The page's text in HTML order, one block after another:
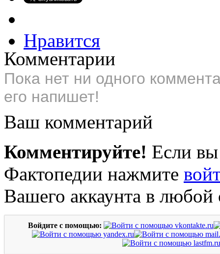
Нравится
Комментарии
Пока нет ни одного
его напишет!
Ваш комментарий
Комментируйте! Если вы
Фактопедии нажмите
Вашего аккаунта в любой
Войдите с помощью: